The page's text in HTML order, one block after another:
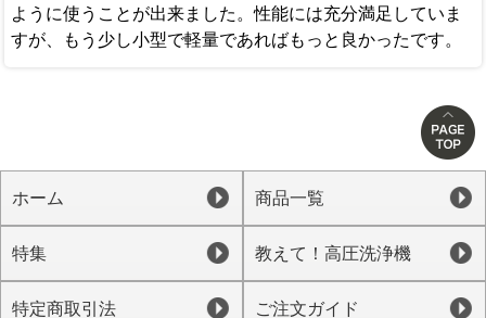
ように使うことが出来ました。性能には充分満足していま
すが、もう少し小型で軽量であればもっと良かったです。
ホーム 商品一覧
特集 教えて！高圧洗浄機
特定商取引法 ご注文ガイド